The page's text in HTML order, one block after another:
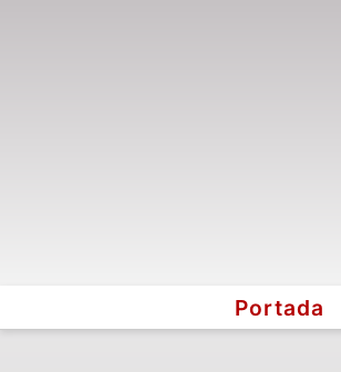
Portada